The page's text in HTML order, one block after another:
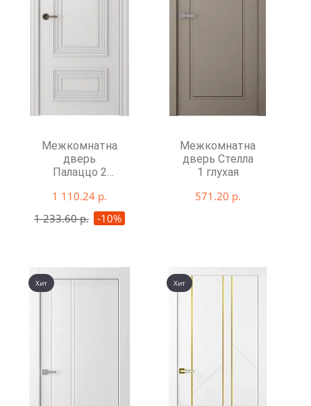
Межкомнатная
дверь
Палаццо 2
1 110.24 р.
1 233.60 р. -10%
Межкомнатная
дверь Стелла
1 глухая
571.20 р.
Хит Хит